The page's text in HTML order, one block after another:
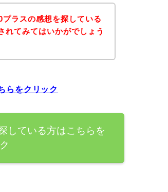
ラスの感想を探している
れてみてはいかがでしょう
らをクリック
している方はこちらを